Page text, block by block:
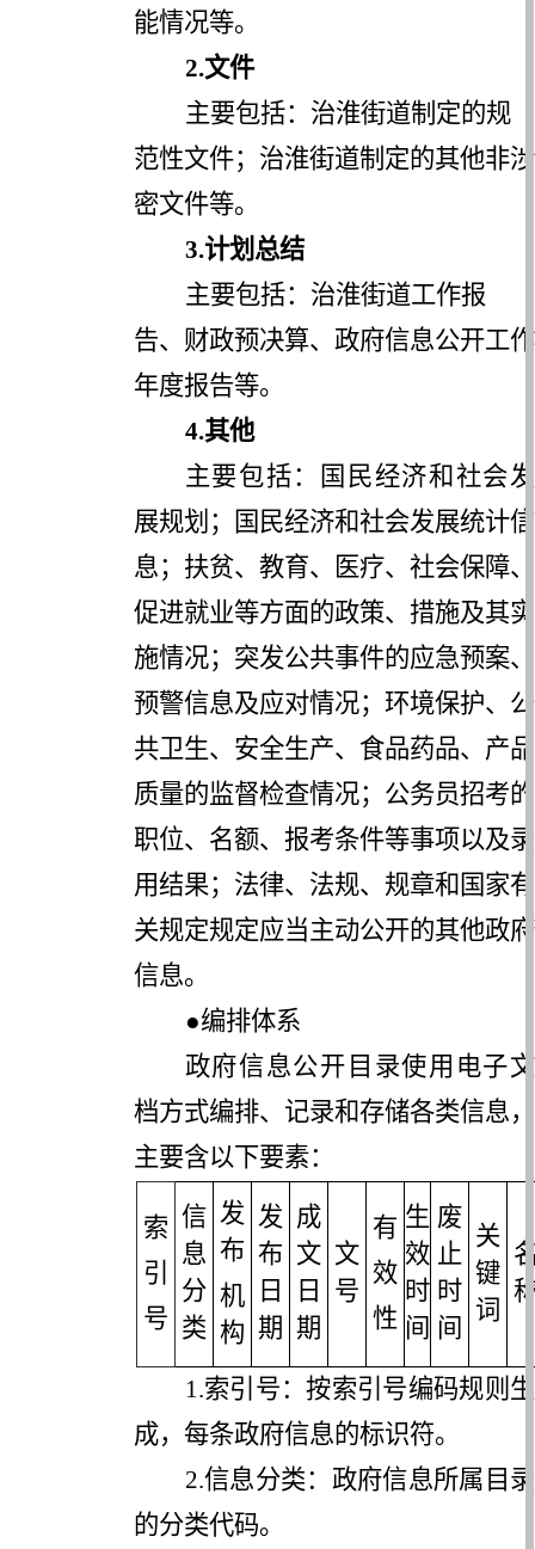
能情况等。
2.文件
主要包括：治淮街道制定的规
范性文件；治淮街道制定的其他非涉
密文件等。
3.计划总结
主要包括：治淮街道工作报
告、财政预决算、政府信息公开工作
年度报告等。
4.其他
主要包括：国民经济和社会发
展规划；国民经济和社会发展统计信
息；扶贫、教育、医疗、社会保障、
促进就业等方面的政策、措施及其实
施情况；突发公共事件的应急预案、
预警信息及应对情况；环境保护、公
共卫生、安全生产、食品药品、产品
质量的监督检查情况；公务员招考的
职位、名额、报考条件等事项以及录
用结果；法律、法规、规章和国家有
关规定规定应当主动公开的其他政府
信息。
●编排体系
政府信息公开目录使用电子文
档方式编排、记录和存储各类信息，
主要含以下要素：
索
引
号
信
息
分
类
发
布
机
构
发
布
日
期
成
文
日
期
文
号
有
效
性
生
效
时
间
废
止
时
间
关
键
词
1.索引号：按索引号编码规则生
成，每条政府信息的标识符。
2.信息分类：政府信息所属目录
的分类代码。